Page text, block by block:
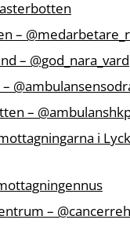
–
– @god_nara_vard
–
i
–